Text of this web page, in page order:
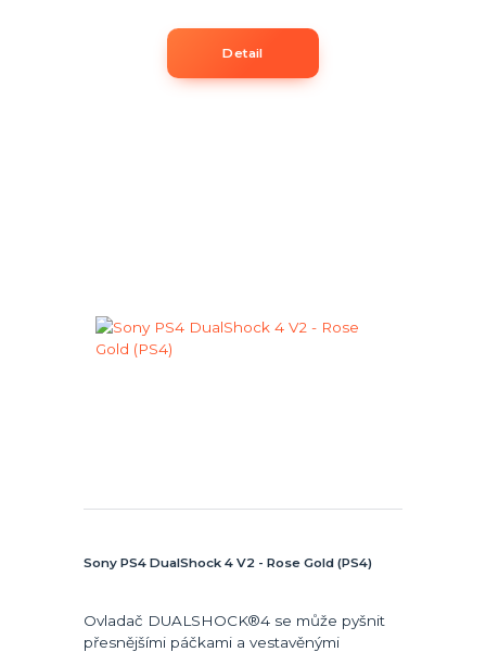
Detail
Sony PS4 DualShock 4 V2 - Rose Gold (PS4)
Ovladač DUALSHOCK®4 se může pyšnit
přesnějšími páčkami a vestavěnými